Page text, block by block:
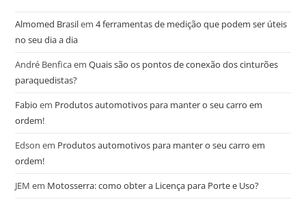
Almomed Brasilem4 ferramentas de medição que podem ser úteis
no seu dia a dia
André BenficaemQuais são os pontos de conexão dos cinturões
paraquedistas?
Fabio em Produtos automotivos para manter o seu carro em
ordem!
Edson em Produtos automotivos para manter o seu carro em
ordem!
JEM em Motosserra: como obter a Licença para Porte e Uso?